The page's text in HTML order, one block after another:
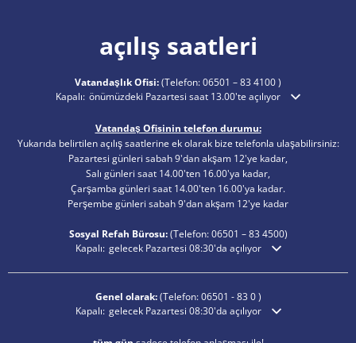
açılış saatleri
Vatandaşlık Ofisi:(Telefon:06501 – 83 4100)
Ek açılış veya kapanış saatlerini gizlemek için tıklayın
Kapalı: önümüzdeki Pazartesi saat 13.00'te açılıyor
Vatandaş Ofisinin telefon durumu:
Yukarıda belirtilen açılış saatlerine ek olarak bize telefonla ulaşabilirsiniz:
Pazartesi günleri sabah 9'dan akşam 12'ye kadar,
Salı günleri saat 14.00'ten 16.00'ya kadar,
Çarşamba günleri saat 14.00'ten 16.00'ya kadar.
Perşembe günleri sabah 9'dan akşam 12'ye kadar
Sosyal Refah Bürosu:(Telefon:06501 – 834500)
Ek açılış veya kapanış saatlerini gizlemek için tıklayın
Kapalı: gelecek Pazartesi 08:30'da açılıyor
Genel olarak:(Telefon:06501 - 83 0)
Ek açılış veya kapanış saatlerini gizlemek için tıklayın
Kapalı: gelecek Pazartesi 08:30'da açılıyor